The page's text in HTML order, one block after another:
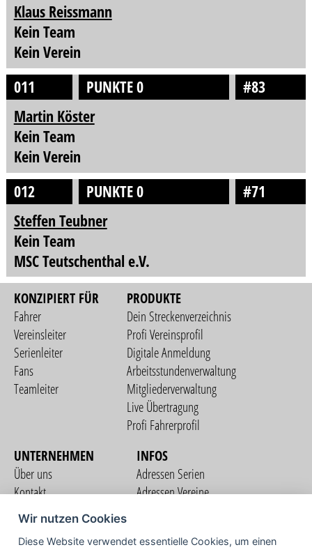
Klaus Reissmann
Kein Team
Kein Verein
011
PUNKTE 0
#83
Martin Köster
Kein Team
Kein Verein
012
PUNKTE 0
#71
Steffen Teubner
Kein Team
MSC Teutschenthal e.V.
KONZIPIERT FÜR
Fahrer
Vereinsleiter
Serienleiter
Fans
Teamleiter
PRODUKTE
Dein Streckenverzeichnis
Profi Vereinsprofil
Digitale Anmeldung
Arbeitsstundenverwaltung
Mitgliederverwaltung
Live Übertragung
Profi Fahrerprofil
UNTERNEHMEN
Über uns
Kontakt
Nutzungsbedingungen
Datenschutzerklärung
Impressum
INFOS
Adressen Serien
Adressen Vereine
Wir nutzen Cookies
Diese Website verwendet essentielle Cookies, um einen